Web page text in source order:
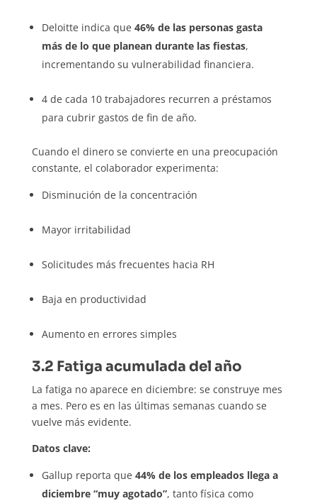
Deloitte indica que 46% de las personas gasta
más de lo que planean durante las fiestas,
incrementando su vulnerabilidad financiera.
4 de cada 10 trabajadores recurren a préstamos
para cubrir gastos de fin de año.
Cuando el dinero se convierte en una preocupación
constante, el colaborador experimenta:
Disminución de la concentración
Mayor irritabilidad
Solicitudes más frecuentes hacia RH
Baja en productividad
Aumento en errores simples
3.2 Fatiga acumulada del año
La fatiga no aparece en diciembre: se construye mes
a mes. Pero es en las últimas semanas cuando se
vuelve más evidente.
Datos clave:
Gallup reporta que 44% de los empleados llega a
diciembre “muy agotado”, tanto física como